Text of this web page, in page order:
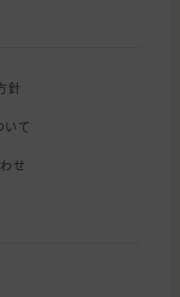
針
いて
せ